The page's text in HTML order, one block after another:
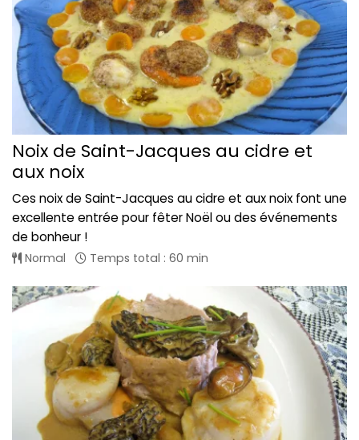
Noix de Saint-Jacques au cidre et
aux noix
Ces noix de Saint-Jacques au cidre et aux noix font une
excellente entrée pour fêter Noël ou des événements
de bonheur !
Normal Temps total : 60 min